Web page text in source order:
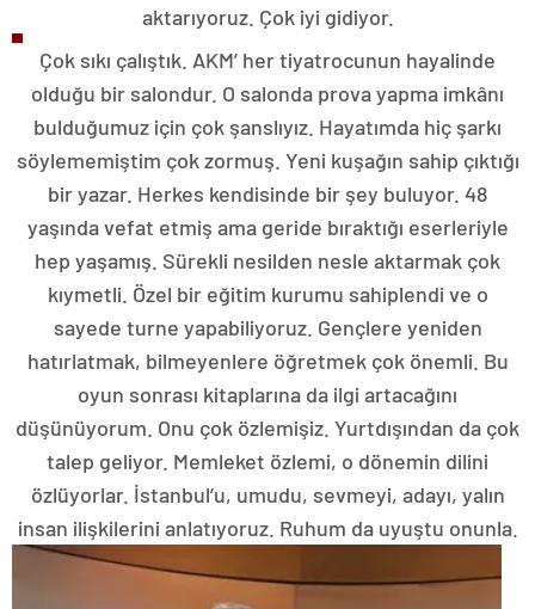
aktarıyoruz. Çok iyi gidiyor.
Çok sıkı çalıştık. AKM’ her tiyatrocunun hayalinde
olduğu bir salondur. O salonda prova yapma imkânı
bulduğumuz için çok şanslıyız. Hayatımda hiç şarkı
söylememiştim çok zormuş. Yeni kuşağın sahip çıktığı
bir yazar. Herkes kendisinde bir şey buluyor. 48
yaşında vefat etmiş ama geride bıraktığı eserleriyle
hep yaşamış. Sürekli nesilden nesle aktarmak çok
kıymetli. Özel bir eğitim kurumu sahiplendi ve o
sayede turne yapabiliyoruz. Gençlere yeniden
hatırlatmak, bilmeyenlere öğretmek çok önemli. Bu
oyun sonrası kitaplarına da ilgi artacağını
düşünüyorum. Onu çok özlemişiz. Yurtdışından da çok
talep geliyor. Memleket özlemi, o dönemin dilini
özlüyorlar. İstanbul’u, umudu, sevmeyi, adayı, yalın
insan ilişkilerini anlatıyoruz. Ruhum da uyuştu onunla.